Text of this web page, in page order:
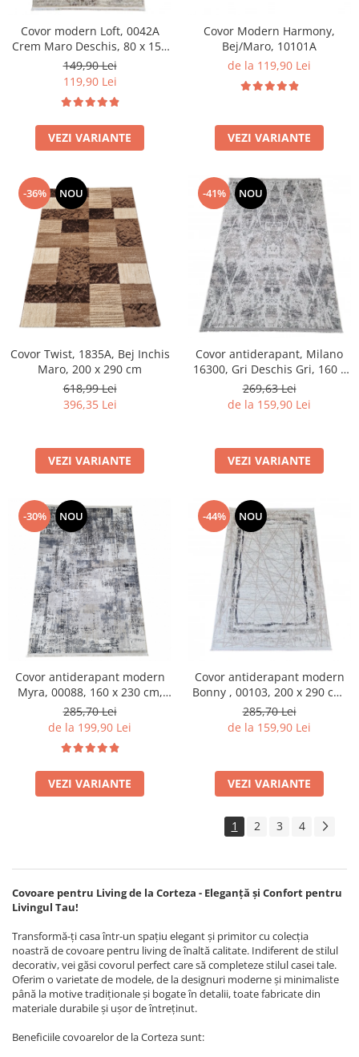
Covor modern Loft, 0042A
Crem Maro Deschis, 80 x 150
cm
149,90 Lei
119,90 Lei
VEZI VARIANTE
Covor Modern Harmony,
Bej/Maro, 10101A
de la 119,90 Lei
VEZI VARIANTE
-36% NOU
Covor Twist, 1835A, Bej Inchis
Maro, 200 x 290 cm
618,99 Lei
396,35 Lei
VEZI VARIANTE
-41% NOU
Covor antiderapant, Milano
16300, Gri Deschis Gri, 160 x
230 cm, Grosime 4 mm
269,63 Lei
de la 159,90 Lei
VEZI VARIANTE
-30% NOU
Covor antiderapant modern
Myra, 00088, 160 x 230 cm,
Gri Inchis Bej, Grosime 5mm
285,70 Lei
de la 199,90 Lei
VEZI VARIANTE
-44% NOU
Covor antiderapant modern
Bonny , 00103, 200 x 290 cm,
Crem Gri, Grosime 5mm
285,70 Lei
de la 159,90 Lei
VEZI VARIANTE
1 2 3 4
Covoare pentru Living de la Corteza - Eleganță și Confort pentru
Livingul Tau!
Transformă-ți casa într-un spațiu elegant și primitor cu colecția
noastră de covoare pentru living de înaltă calitate. Indiferent de stilul
decorativ, vei găsi covorul perfect care să completeze stilul casei tale.
Oferim o varietate de modele, de la designuri moderne și minimaliste
până la motive tradiționale și bogate în detalii, toate fabricate din
materiale durabile și ușor de întreținut.
Beneficiile covoarelor de la Corteza sunt: